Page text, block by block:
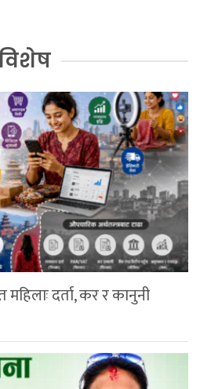
दर्ता, कर र कानुनी